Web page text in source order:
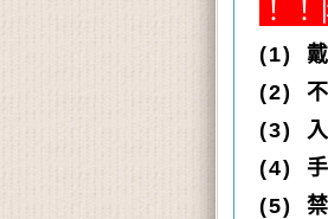
！
(1)
(2)
(3)
(4)
(5)